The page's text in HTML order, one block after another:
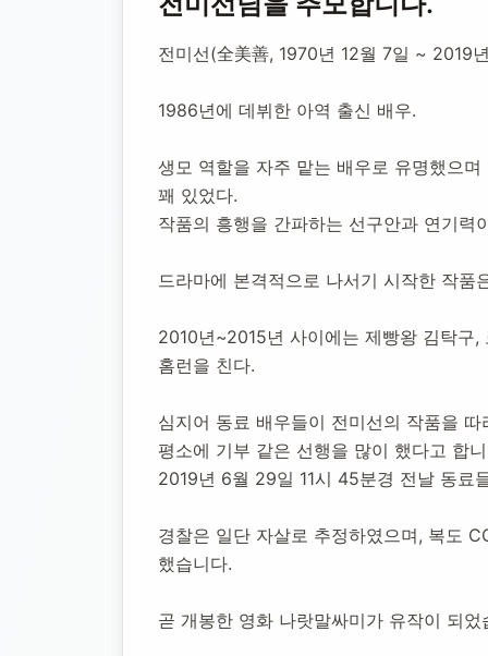
전미선 배우
1970년 12월 7일-2019년 6월 29일(향년 48세)
전미선(全美善, 1970년 12월 7일 ~ 2019
1986년에 데뷔한 아역 출신 배우.
생모 역할을 자주 맡는 배우로 유명했으
꽤 있었다.
작품의 흥행을 간파하는 선구안과 연기력
드라마에 본격적으로 나서기 시작한 작품
2010년~2015년 사이에는 제빵왕 김탁구
홈런을 친다.
심지어 동료 배우들이 전미선의 작품을
평소에 기부 같은 선행을 많이 했다고 합
2019년 6월 29일 11시 45분경 전날 동료
경찰은 일단 자살로 추정하였으며, 복도
했습니다.
곧 개봉한 영화 나랏말싸미가 유작이 되었